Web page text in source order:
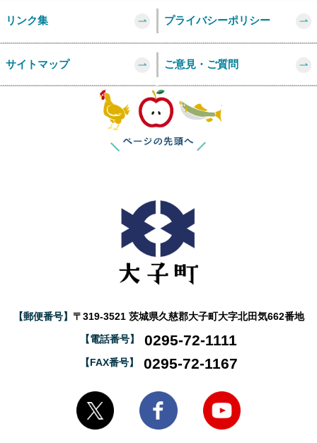
リンク集 プライバシーポリシー
サイトマップ ご意見・ご質問
【郵便番号】 〒319-3521 茨城県久慈郡大子町大字北田気662番地
【電話番号】 0295-72-1111
【FAX番号】 0295-72-1167
大子町Twitter 大子町Facebook